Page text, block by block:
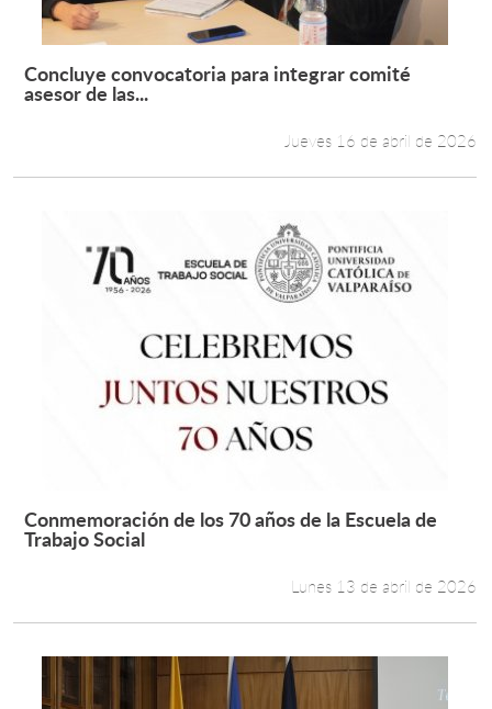
Leer más +
Concluye convocatoria para integrar comité
asesor de las...
Jueves 16 de abril de 2026
Leer más +
Conmemoración de los 70 años de la Escuela de
Trabajo Social
Lunes 13 de abril de 2026